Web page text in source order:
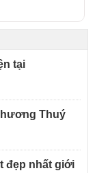
tại
Thuý
đẹp nhất giới